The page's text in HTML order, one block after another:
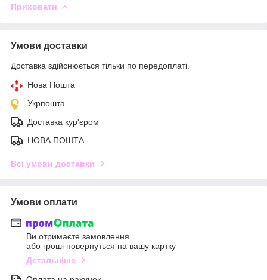
Приховати
Умови доставки
Доставка здійснюється тільки по передоплаті.
Нова Пошта
Укрпошта
Доставка кур'єром
НОВА ПОШТА
Всі умови доставки
Умови оплати
Ви отримаєте замовлення
або гроші повернуться на вашу картку
Детальніше